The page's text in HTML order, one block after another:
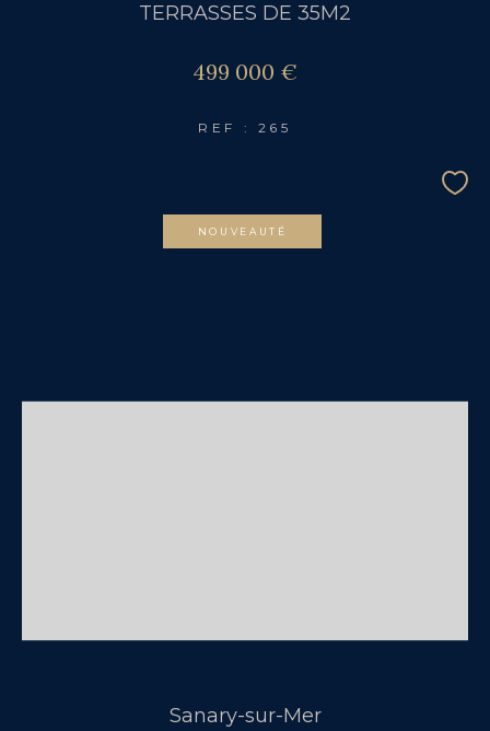
TERRASSES DE 35M2
499 000 €
REF : 265
NOUVEAUTÉ
Sanary-sur-Mer